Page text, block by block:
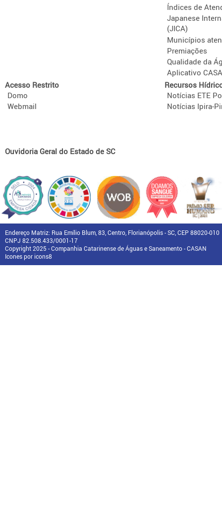
Índices de
Japanese
(JICA)
Municípios
Premiações
Qualidade da
Aplicativo
Acesso Restrito
Domo
Webmail
Recursos
Notícias ETE
Notícias Ipira-
Ouvidoria Geral do Estado de SC
Endereço Matriz: Rua Emílio Blum, 83, Centro, Florianópolis - SC, CEP 88020-010
CNPJ 82.508.433/0001-17
Copyright 2025 - Companhia Catarinense de Águas e Saneamento - CASAN
Icones por icons8